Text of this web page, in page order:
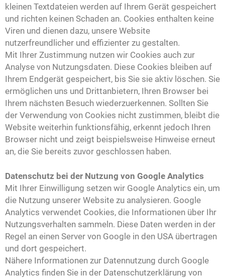
kleinen Textdateien werden auf Ihrem Gerät gespeichert
und richten keinen Schaden an. Cookies enthalten keine
Viren und dienen dazu, unsere Website
nutzerfreundlicher und effizienter zu gestalten.
Mit Ihrer Zustimmung nutzen wir Cookies auch zur
Analyse von Nutzungsdaten. Diese Cookies bleiben auf
Ihrem Endgerät gespeichert, bis Sie sie aktiv löschen. Sie
ermöglichen uns und Drittanbietern, Ihren Browser bei
Ihrem nächsten Besuch wiederzuerkennen. Sollten Sie
der Verwendung von Cookies nicht zustimmen, bleibt die
Website weiterhin funktionsfähig, erkennt jedoch Ihren
Browser nicht und zeigt beispielsweise Hinweise erneut
an, die Sie bereits zuvor geschlossen haben.
Datenschutz bei der Nutzung von Google Analytics
Mit Ihrer Einwilligung setzen wir Google Analytics ein, um
die Nutzung unserer Website zu analysieren. Google
Analytics verwendet Cookies, die Informationen über Ihr
Nutzungsverhalten sammeln. Diese Daten werden in der
Regel an einen Server von Google in den USA übertragen
und dort gespeichert.
Nähere Informationen zur Datennutzung durch Google
Analytics finden Sie in der Datenschutzerklärung von